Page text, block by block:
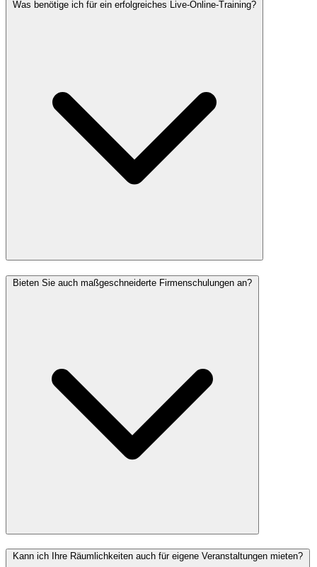
Was benötige ich für ein erfolgreiches Live-Online-Training?
Bieten Sie auch maßgeschneiderte Firmenschulungen an?
Kann ich Ihre Räumlichkeiten auch für eigene Veranstaltungen mieten?